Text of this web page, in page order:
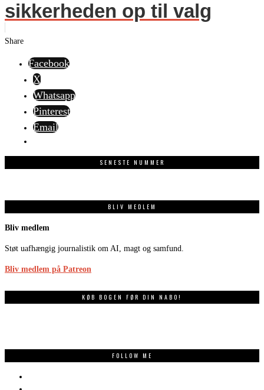
sikkerheden op til valg
Share
Facebook
X
Whatsapp
Pinterest
Email
SENESTE NUMMER
BLIV MEDLEM
Bliv medlem
Støt uafhængig journalistik om AI, magt og samfund.
Bliv medlem på Patreon
KØB BOGEN FØR DIN NABO!
FOLLOW ME